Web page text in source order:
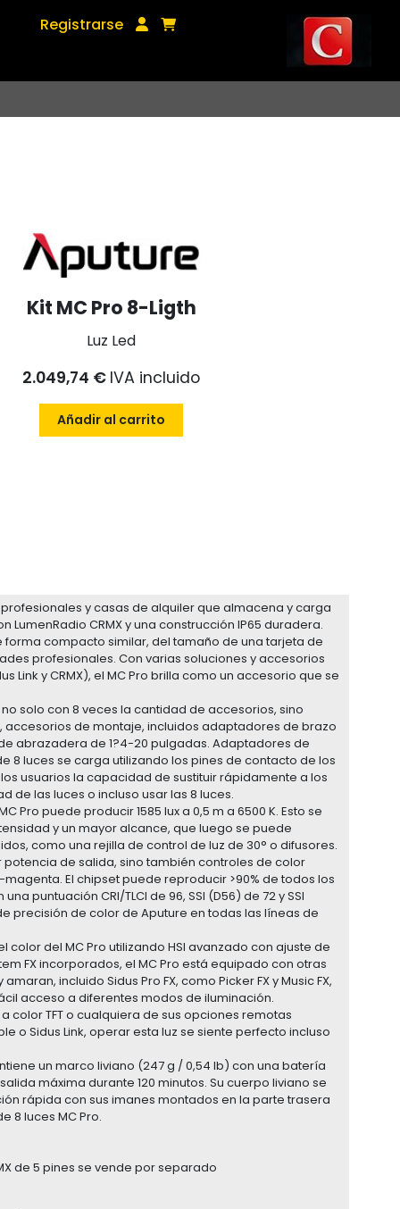
Registrarse
Kit MC Pro 8-Ligth
Luz Led
2.049,74 € IVA incluido
Añadir al carrito
y casas de alquiler que almacena y carga
LumenRadio CRMX y una construcción IP65 duradera.
forma compacto similar, del tamaño de una tarjeta de
profesionales. Con varias soluciones y accesorios
y CRMX), el MC Pro brilla como un accesorio que se
solo con 8 veces la cantidad de accesorios, sino
de montaje, incluidos adaptadores de brazo
abrazadera de 1?4-20 pulgadas. Adaptadores de
8 luces se carga utilizando los pines de contacto de los
usuarios la capacidad de sustituir rápidamente a los
de las luces o incluso usar las 8 luces.
Pro puede producir 1585 lux a 0,5 m a 6500 K. Esto se
y un mayor alcance, que luego se puede
como una rejilla de control de luz de 30° o difusores.
de salida, sino también controles de color
El chipset puede reproducir >90% de todos los
puntuación CRI/TLCI de 96, SSI (D56) de 72 y SSI
precisión de color de Aputure en todas las líneas de
del MC Pro utilizando HSI avanzado con ajuste de
FX incorporados, el MC Pro está equipado con otras
incluido Sidus Pro FX, como Picker FX y Music FX,
acceso a diferentes modos de iluminación.
color TFT o cualquiera de sus opciones remotas
o Sidus Link, operar esta luz se siente perfecto incluso
un marco liviano (247 g / 0,54 lb) con una batería
máxima durante 120 minutos. Su cuerpo liviano se
rápida con sus imanes montados en la parte trasera
8 luces MC Pro.
de 5 pines se vende por separado